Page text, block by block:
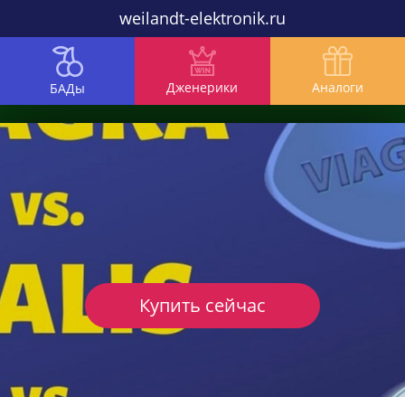
weilandt-elektronik.ru
БАДы Дженерики Аналоги
Купить сейчас